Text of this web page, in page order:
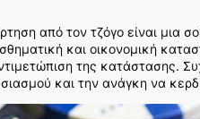
από τον τζόγο είναι μια
και οικονομική
της κατάστασης.
και την ανάγκη να